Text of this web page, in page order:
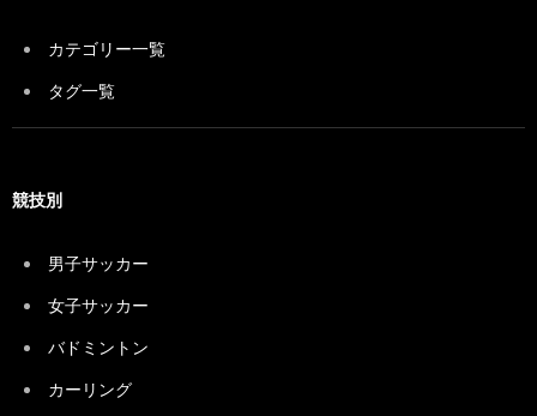
カテゴリー一覧
タグ一覧
競技別
男子サッカー
女子サッカー
バドミントン
カーリング